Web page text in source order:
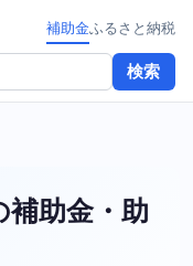
検索
補助金ふるさと納税
補助金・助